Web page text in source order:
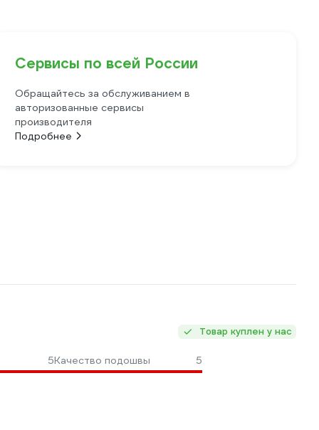
Сервисы по всей России
Обращайтесь за обслуживанием в
авторизованные сервисы
производителя
Подробнее
Товар куплен у нас
5Качество подошвы 5